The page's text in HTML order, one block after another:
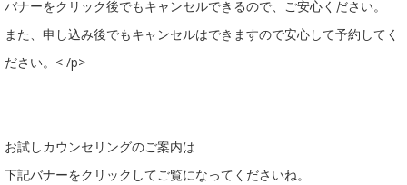
バナーをクリック後でもキャンセルできるので、ご安心ください。
また、申し込み後でもキャンセルはできますので安心して予約してく
ださい。< /p>
お試しカウンセリングのご案内は
下記バナーをクリックしてご覧になってくださいね。